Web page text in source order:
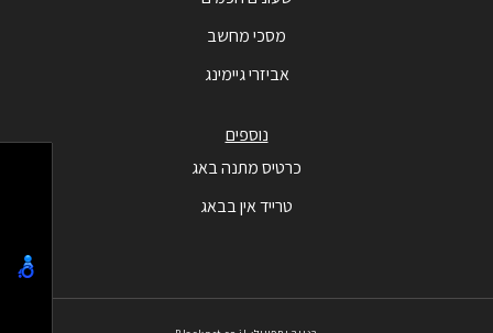
מסכי מחשב
אביזרי גיימינג
נוספים
כרטיס מתנה באג
טרייד אין בבאג